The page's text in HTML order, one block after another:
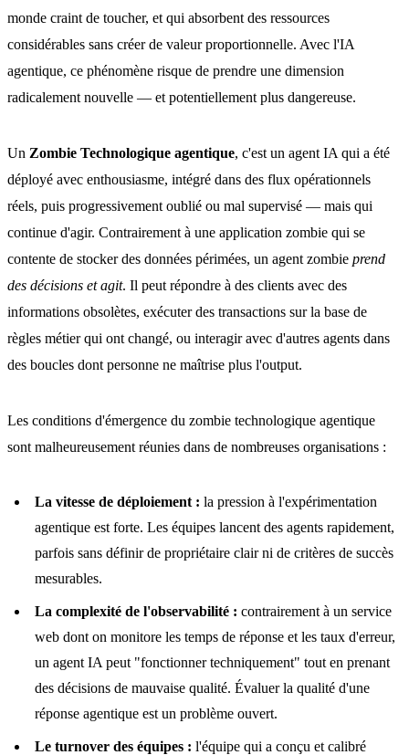
monde craint de toucher, et qui absorbent des ressources
considérables sans créer de valeur proportionnelle. Avec l'IA
agentique, ce phénomène risque de prendre une dimension
radicalement nouvelle — et potentiellement plus dangereuse.
Un Zombie Technologique agentique, c'est un agent IA qui a été
déployé avec enthousiasme, intégré dans des flux opérationnels
réels, puis progressivement oublié ou mal supervisé — mais qui
continue d'agir. Contrairement à une application zombie qui se
contente de stocker des données périmées, un agent zombie prend
des décisions et agit. Il peut répondre à des clients avec des
informations obsolètes, exécuter des transactions sur la base de
règles métier qui ont changé, ou interagir avec d'autres agents dans
des boucles dont personne ne maîtrise plus l'output.
Les conditions d'émergence du zombie technologique agentique
sont malheureusement réunies dans de nombreuses organisations :
La vitesse de déploiement : la pression à l'expérimentation
agentique est forte. Les équipes lancent des agents rapidement,
parfois sans définir de propriétaire clair ni de critères de succès
mesurables.
La complexité de l'observabilité : contrairement à un service
web dont on monitore les temps de réponse et les taux d'erreur,
un agent IA peut "fonctionner techniquement" tout en prenant
des décisions de mauvaise qualité. Évaluer la qualité d'une
réponse agentique est un problème ouvert.
Le turnover des équipes : l'équipe qui a conçu et calibré